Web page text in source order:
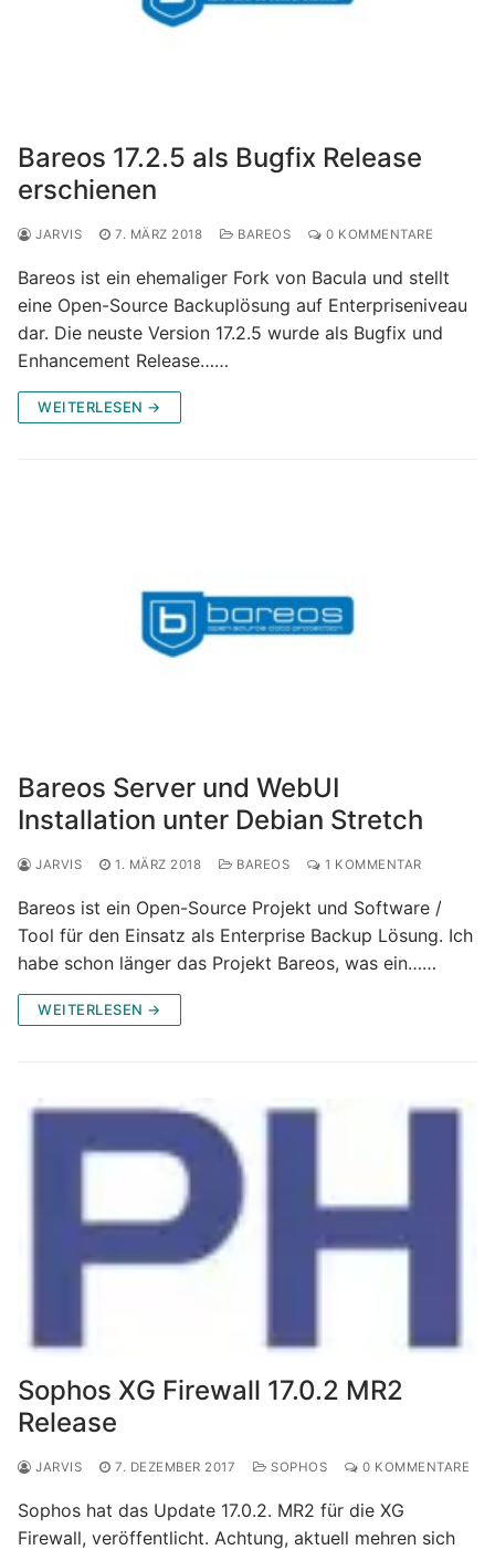
Bareos 17.2.5 als Bugfix Release
erschienen
JARVIS 7. MÄRZ 2018 BAREOS 0 KOMMENTARE
Bareos ist ein ehemaliger Fork von Bacula und stellt
eine Open-Source Backuplösung auf Enterpriseniveau
dar. Die neuste Version 17.2.5 wurde als Bugfix und
Enhancement Release……
WEITERLESEN →
Bareos Server und WebUI
Installation unter Debian Stretch
JARVIS 1. MÄRZ 2018 BAREOS 1 KOMMENTAR
Bareos ist ein Open-Source Projekt und Software /
Tool für den Einsatz als Enterprise Backup Lösung. Ich
habe schon länger das Projekt Bareos, was ein……
WEITERLESEN →
Sophos XG Firewall 17.0.2 MR2
Release
JARVIS 7. DEZEMBER 2017 SOPHOS 0 KOMMENTARE
Sophos hat das Update 17.0.2. MR2 für die XG
Firewall, veröffentlicht. Achtung, aktuell mehren sich